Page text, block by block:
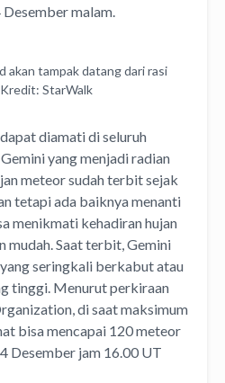
malam.
akan tampak datang dari rasi
StarWalk
diamati di seluruh
yang menjadi radian
meteor sudah terbit sejak
tetapi ada baiknya menanti
menikmati kehadiran hujan
mudah. Saat terbit, Gemini
seringkali berkabut atau
tinggi. Menurut perkiraan
di saat maksimum
bisa mencapai 120 meteor
Desember jam 16.00 UT